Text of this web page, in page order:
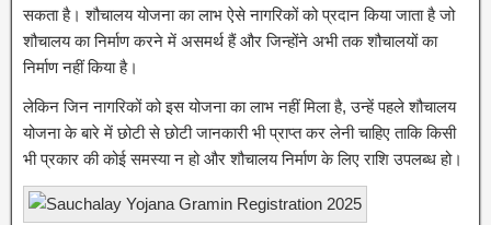
सकता है। शौचालय योजना का लाभ ऐसे नागरिकों को प्रदान किया जाता है जो
शौचालय का निर्माण करने में असमर्थ हैं और जिन्होंने अभी तक शौचालयों का
निर्माण नहीं किया है।
लेकिन जिन नागरिकों को इस योजना का लाभ नहीं मिला है, उन्हें पहले शौचालय
योजना के बारे में छोटी से छोटी जानकारी भी प्राप्त कर लेनी चाहिए ताकि किसी
भी प्रकार की कोई समस्या न हो और शौचालय निर्माण के लिए राशि उपलब्ध हो।